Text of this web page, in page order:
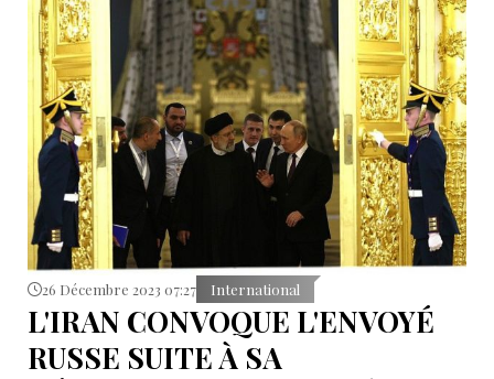
26 Décembre 2023 07:27 International
L'IRAN CONVOQUE L'ENVOYÉ
RUSSE SUITE À SA